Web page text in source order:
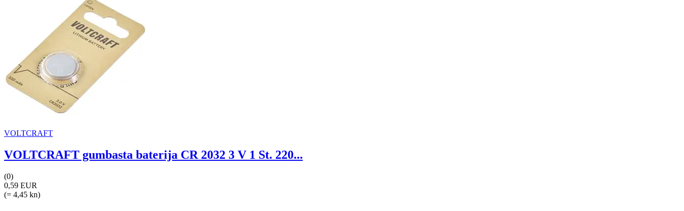
VOLTCRAFT
VOLTCRAFT gumbasta baterija CR 2032 3 V 1 St. 220...
(0)
0,59 EUR
(= 4,45 kn)